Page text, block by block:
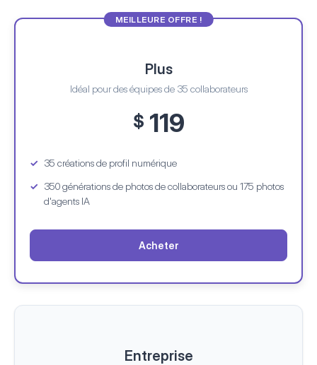
MEILLEURE OFFRE !
Plus
Idéal pour des équipes de 35 collaborateurs
$ 119
35 créations de profil numérique
350 générations de photos de collaborateursou 175 photos
d'agents IA
Acheter
Entreprise